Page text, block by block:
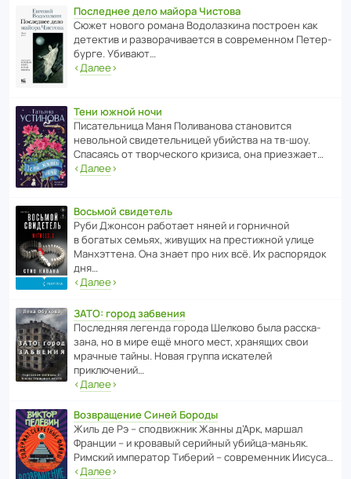
Последнее дело майора Чистова
Сюжет нового романа Водо­ла­з­кина пост­роен как
дете­ктив и разво­ра­чи­ва­ется в совре­менном Пете­р­
бурге. Убивают…
‹Далее›
Тени южной ночи
Писа­тель­ница Маня Поли­ва­нова стано­вится
невольной свиде­тель­ницей убийства на тв-шоу.
Спасаясь от твор­че­с­кого кризиса, она приезжает…
‹Далее›
Восьмой свидетель
Руби Джонсон рабо­тает няней и горни­чной
в богатых семьях, живущих на прес­ти­жной улице
Манх­эт­тена. Она знает про них всё. Их распо­рядок
дня…
‹Далее›
ЗАТО: город забвения
После­дняя легенда города Шелково была расска­
зана, но в мире ещё много мест, хранящих свои
мрачные тайны. Новая группа иска­телей
приключений…
‹Далее›
Возвращение Синей Бороды
Жиль де Рэ – спод­ви­жник Жанны д’Арк, маршал
Франции – и кровавый серийный убийца-маньяк.
Римский импе­ратор Тиберий – совре­менник Иисуса…
‹Далее›